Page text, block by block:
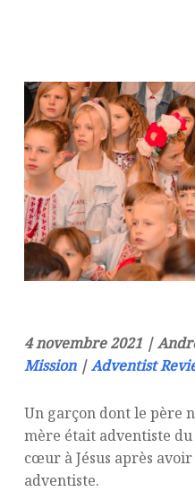
4 novembre 2021 |
Mission|Adventist
Un garçon dont le père
mère était adventiste
cœur à Jésus après
adventiste.